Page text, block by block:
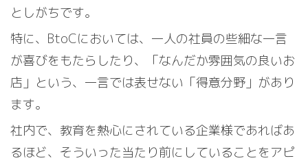
としがちです。
特に、BtoCにおいては、一人の社員の些細な一言
が喜びをもたらしたり、「なんだか雰囲気の良いお
店」という、一言では表せない「得意分野」があり
ます。
社内で、教育を熱心にされている企業様であればあ
るほど、そういった当たり前にしていることをアピ